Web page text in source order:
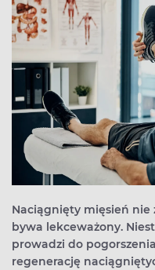
Naciągnięty mięsień nie
bywa lekceważony.
prowadzi do
regenerację